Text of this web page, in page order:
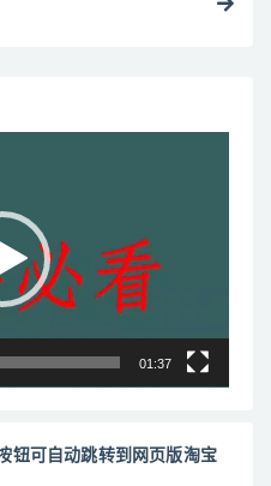
01:37
钮可自动跳转到网页版淘宝